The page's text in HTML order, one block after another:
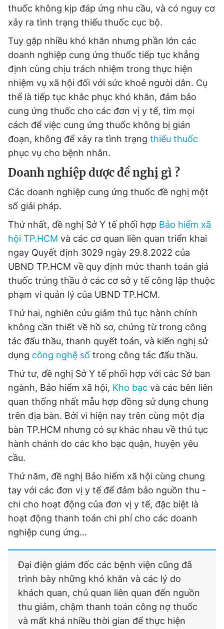
thuốc không kịp đáp ứng nhu cầu, và có nguy cơ
xảy ra tình trạng thiếu thuốc cục bộ.
Tuy gặp nhiều khó khăn nhưng phần lớn các
doanh nghiệp cung ứng thuốc tiếp tục khẳng
định cùng chịu trách nhiệm trong thực hiện
nhiệm vụ xã hội đối với sức khoẻ người dân. Cụ
thể là tiếp tục khắc phục khó khăn, đảm bảo
cung ứng thuốc cho các đơn vị y tế, tìm mọi
cách để việc cung ứng thuốc không bị gián
đoạn, không để xảy ra tình trạng thiếu thuốc
phục vụ cho bệnh nhân.
Doanh nghiệp dược đề nghị gì ?
Các doanh nghiệp cung ứng thuốc đề nghị một
số giải pháp.
Thứ nhất, đề nghị Sở Y tế phối hợp Bảo hiểm xã
hội TP.HCM và các cơ quan liên quan triển khai
ngay Quyết định 3029 ngày 29.8.2022 của
UBND TP.HCM về quy định mức thanh toán giá
thuốc trúng thầu ở các cơ sở y tế công lập thuộc
phạm vi quản lý của UBND TP.HCM.
Thứ hai, nghiên cứu giảm thủ tục hành chính
không cần thiết về hồ sơ, chứng từ trong công
tác đấu thầu, thanh quyết toán, và kiến nghị sử
dụng công nghệ số trong công tác đấu thầu.
Thứ tư, đề nghị Sở Y tế phối hợp với các Sở ban
ngành, Bảo hiểm xã hội, Kho bạc và các bên liên
quan thống nhất mẫu hợp đồng sử dụng chung
trên địa bàn. Bởi vì hiện nay trên cùng một địa
bàn TP.HCM nhưng có sự khác nhau về thủ tục
hành chánh do các kho bạc quận, huyện yêu
cầu.
Thứ năm, đề nghị Bảo hiểm xã hội cùng chung
tay với các đơn vị y tế để đảm bảo nguồn thu -
chi cho hoạt động của đơn vị y tế, đặc biệt là
hoạt động thanh toán chi phí cho các doanh
nghiệp cung ứng...
Đại điện giám đốc các bệnh viện cũng đã
trình bày những khó khăn và các lý do
khách quan, chủ quan liên quan đến nguồn
thu giảm, chậm thanh toán công nợ thuốc
và mất khá nhiều thời gian để thực hiện